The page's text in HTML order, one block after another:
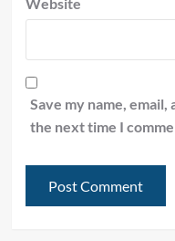
Save my name,
the next time I